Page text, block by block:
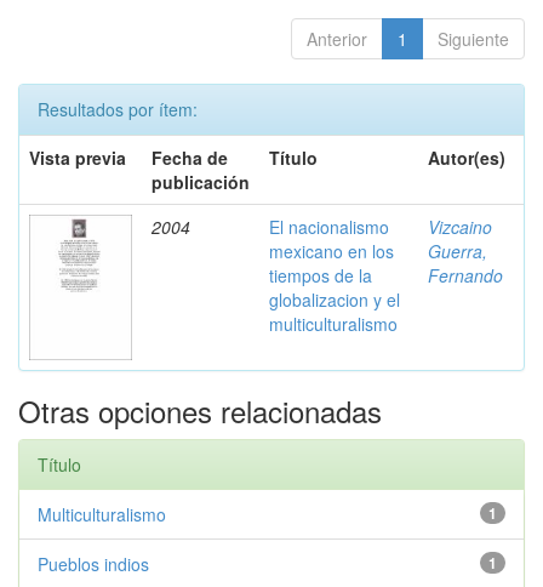
Anterior 1 Siguiente
Resultados por ítem:
Vista previa
Fecha de
publicación
Título Autor(es)
2004
El nacionalismo
mexicano en los
tiempos de la
globalizacion y el
multiculturalismo
Vizcaino
Guerra,
Fernando
Otras opciones relacionadas
Título
1
Multiculturalismo
1
Pueblos indios